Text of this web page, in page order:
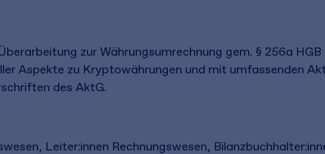
zur Währungsumrechnung gem. § 256a
Aspekte zu Kryptowährungen und mit umfassenden
des AktG.
Leiter:innen Rechnungswesen,